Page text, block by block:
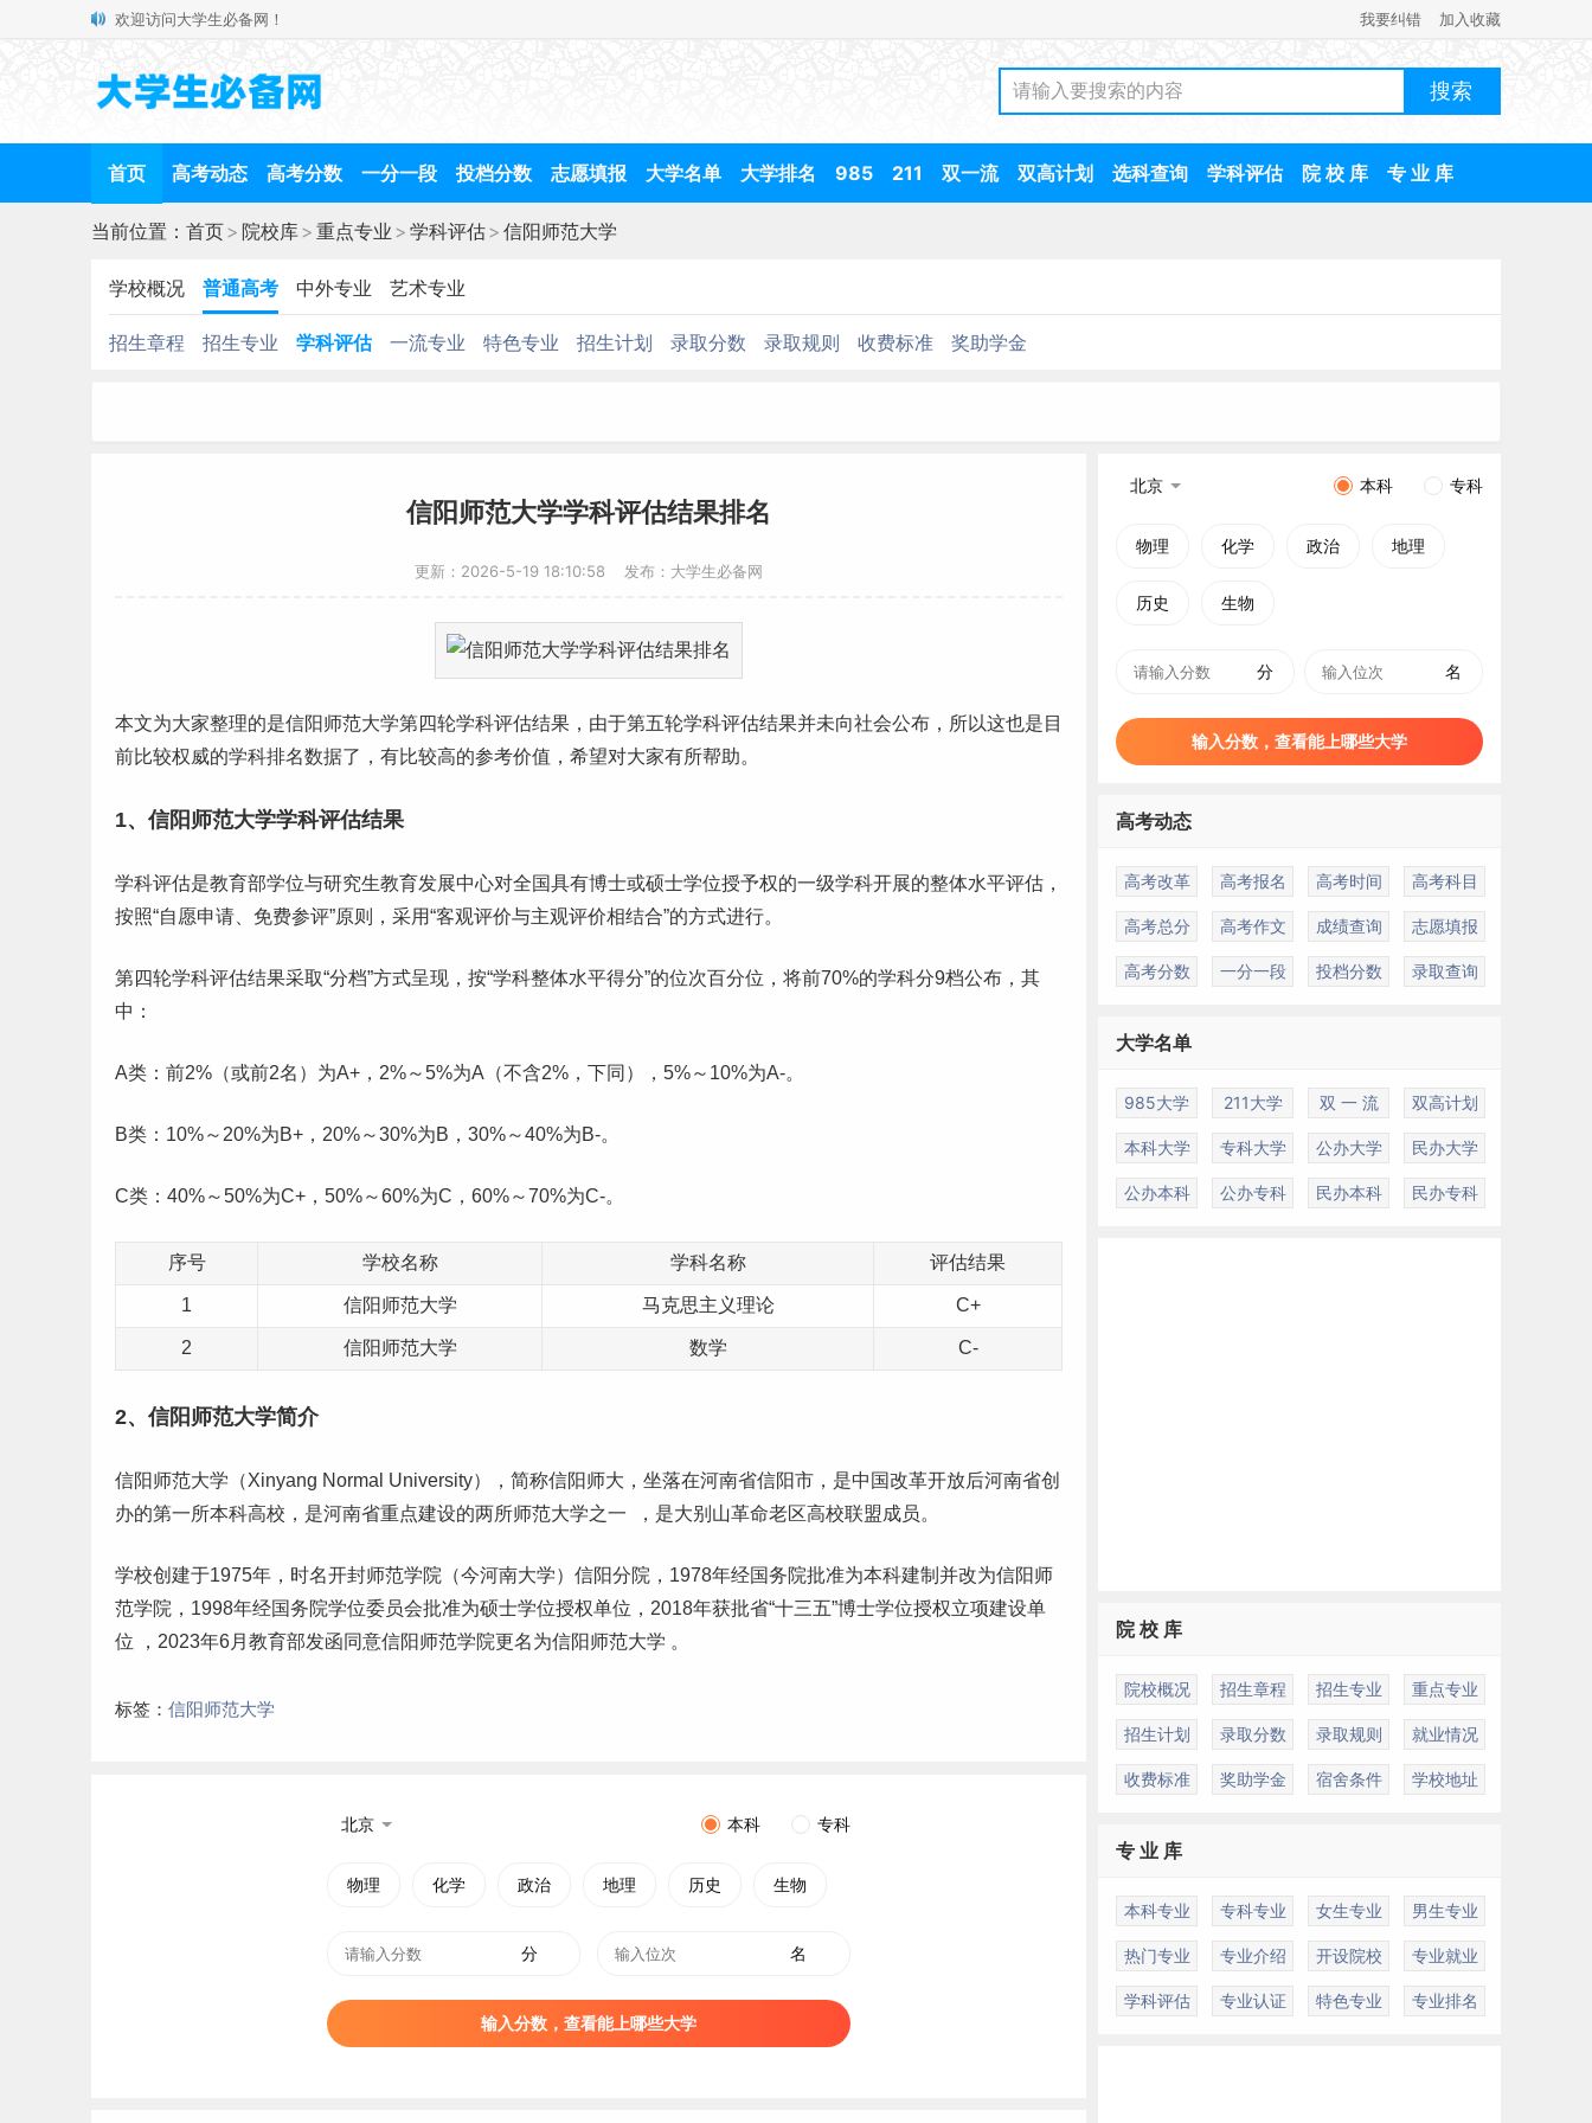
欢迎访问大学生必备网！ 我要纠错 加入收藏
首页 高考动态 高考分数 一分一段 投档分数 志愿填报 大学名单 大学排名 985 211 双一流 双高计划 选科查询 学科评估 院 校 库 专 业 库
当前位置： 首页> 院校库> 重点专业 > 学科评估> 信阳师范大学
学校概况 普通高考 中外专业 艺术专业
招生章程 招生专业 学科评估 一流专业 特色专业 招生计划 录取分数 录取规则 收费标准 奖助学金
信阳师范大学学科评估结果排名
更新：2026-5-19 18:10:58 发布：大学生必备网
本文为大家整理的是信阳 师范大学第四轮学科评估结果，由于第五轮学科评估结果并未向社会公布，所以这也是目
前比较权威的学科排名数据了，有比较高的参考价值，希望对大家有所帮助。
1、信阳师范大学学科评估结果
学科评估是教育部学位与研究生教育发展中心对全国具有博士或硕士学位授予权的一级学科开展的整体水平评估，
按照“自愿申请、免费参评”原则，采用“客观评价与主观评价相结合”的方式进行。
第四轮学科评估结果采取“分档”方式呈现，按“学科整体水平得分”的位次百分位，将前70%的学科分9档公布，其
中：
A类：前2%（或前2名）为A+，2%～5%为A（不含2%，下同），5%～10%为A-。
B类：10%～20%为B+，20%～30%为B，30%～40%为B-。
C类：40%～50%为C+，50%～60%为C，60%～70%为C-。
序号 学校名称 学科名称 评估结果
1 信阳师范大学 马克思主义理论 C+
2 信阳师范大学 数学 C-
2、信阳师范大学简介
信阳师范大学（Xinyang Normal University），简称信阳师大，坐落在河南省信阳市，是中国改革开放后河南省创
办的第一所本科高校，是河南省重点建设的两所师范大学之一 ，是大别山革命老区高校联盟成员。
学校创建于1975年，时名开封师范学院（今河南大学）信阳分院，1978年经国务院批准为本科建制并改为信阳师
范学院，1998年经国务院学位委员会批准为硕士学位授权单位，2018年获批省“十三五”博士学位授权立项建设单
位 ，2023年6月教育部发函同意信阳师范学院更名为信阳师范大学 。
标签： 信阳师范大学
北京 本科 专科
物理 化学 政治 地理 历史 生物
分 名
输入分数，查看能上哪些大学
北京 本科 专科
物理 化学 政治 地理
历史 生物
分 名
输入分数，查看能上哪些大学
高考动态
高考改革 高考报名 高考时间 高考科目
高考总分 高考作文 成绩查询 志愿填报
高考分数 一分一段 投档分数 录取查询
大学名单
985大学 211大学 双 一 流 双高计划
本科大学 专科大学 公办大学 民办大学
公办本科 公办专科 民办本科 民办专科
院 校 库
院校概况 招生章程 招生专业 重点专业
招生计划 录取分数 录取规则 就业情况
收费标准 奖助学金 宿舍条件 学校地址
专 业 库
本科专业 专科专业 女生专业 男生专业
热门专业 专业介绍 开设院校 专业就业
学科评估 专业认证 特色专业 专业排名